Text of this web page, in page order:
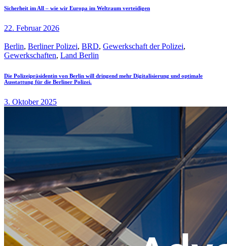
Sicherheit im All – wie wir Europa im Weltraum verteidigen
22. Februar 2026
Berlin, Berliner Polizei, BRD, Gewerkschaft der Polizei,
Gewerkschaften, Land Berlin
Die Polizeipräsidentin von Berlin will dringend mehr Digitalisierung und optimale
Ausstattung für die Berliner Polizei.
3. Oktober 2025